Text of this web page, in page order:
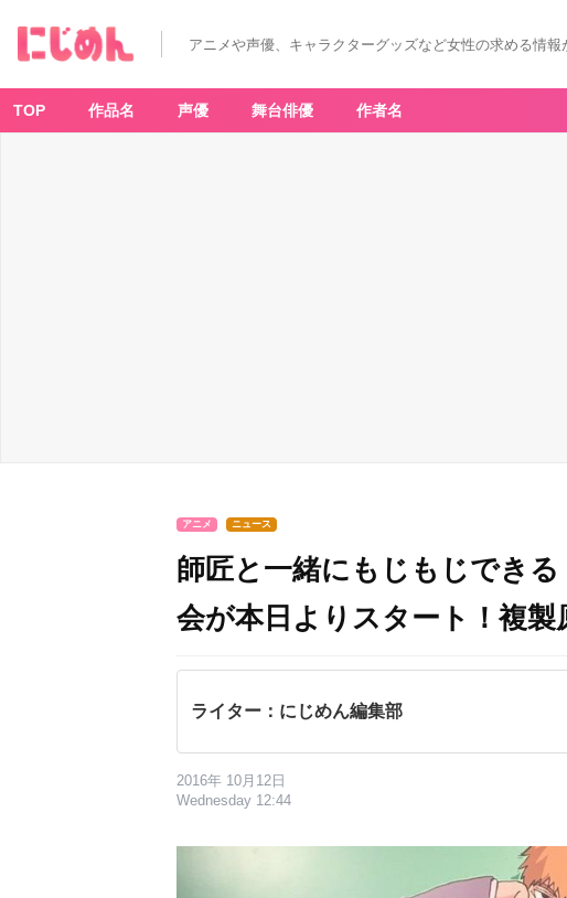
アニメや声優、キャラクターグッズなど女性の求める情報
TOP 作品名 声優 舞台俳優 作者名
アニメ ニュース
師匠と一緒にもじもじでき
会が本日よりスタート！複製
ライター：にじめん編集部
2016年 10月12日
Wednesday 12:44